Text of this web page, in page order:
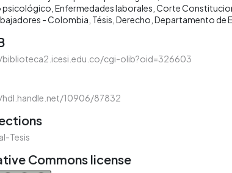
psicológico Enfermedades laborales Corte
- Colombia Tésis Derecho Departamento de
cgi-olib?oid=326603
10906/87832
Tesis
Commons license